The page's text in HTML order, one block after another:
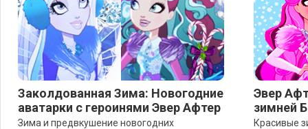
Заколдованная Зима: Новогодние
аватарки с героинями Эвер Афтер
Зима и предвкушение новогодних
Эвер
зимней
Красивые